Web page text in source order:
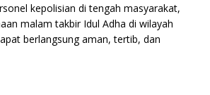
kepolisian di tengah masyarakat,
malam takbir Idul Adha di wilayah
berlangsung aman, tertib, dan